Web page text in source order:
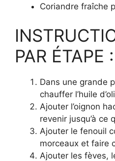
Coriandre fraîche
PAR ÉTAPE :
Dans une grande
chauffer l’huile
Ajouter l’oignon
revenir jusqu’à ce
Ajouter le fenouil
morceaux et faire
Ajouter les fèves,